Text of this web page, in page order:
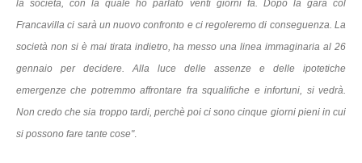
la società, con la quale ho parlato venti giorni fa. Dopo la gara col
Francavilla ci sarà un nuovo confronto e ci regoleremo di conseguenza. La
società non si è mai tirata indietro, ha messo una linea immaginaria al 26
gennaio per decidere. Alla luce delle assenze e delle ipotetiche
emergenze che potremmo affrontare fra squalifiche e infortuni, si vedrà.
Non credo che sia troppo tardi, perchè poi ci sono cinque giorni pieni in cui
si possono fare tante cose".